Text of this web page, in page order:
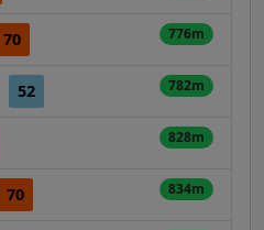
70 776m
52 782m
828m
70 834m